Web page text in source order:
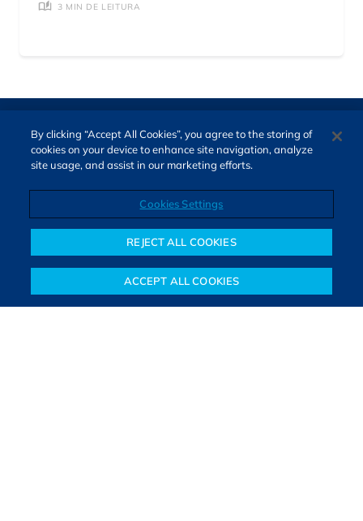
Notícias Colunistas Objetivos financeiros Investimentos Mais
3 MIN DE LEITURA
O Bora Investir, site de notícias e educação financeira da B3,
oferece notícias e conteúdos especializados sobre o mercado
composta por especialistas, o site proporciona aprendizado
sólido e confiável, além de artigos de parceiros que ampliam
By clicking “Accept All Cookies”, you agree to the storing of
cookies on your device to enhance site navigation, analyze
site usage, and assist in our marketing efforts.
Cookies Settings
REJECT ALL COOKIES
ACCEPT ALL COOKIES